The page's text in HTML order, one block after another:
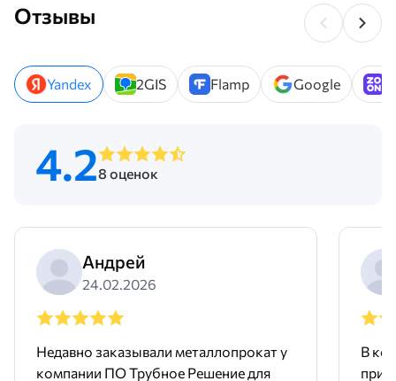
Отзывы
Yandex 2GIS Flamp Google
4.28 оценок
Андрей
24.02.2026
Недавно заказывали металлопрокат у
компании ПО Трубное Решение для
В